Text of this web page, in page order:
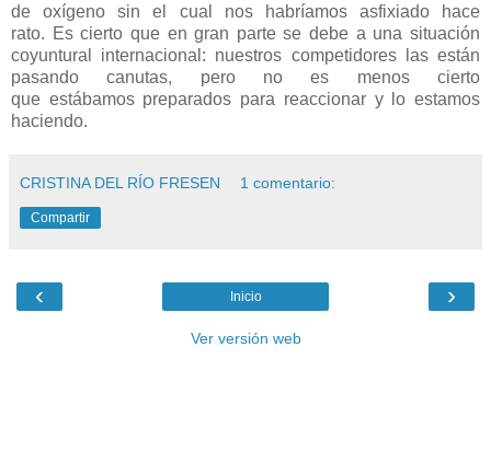
de oxígeno sin el cual nos habríamos asfixiado hace
rato. Es cierto que en gran parte se debe a una situación
coyuntural internacional: nuestros competidores las están
pasando canutas, pero no es menos cierto
que estábamos preparados para reaccionar y lo estamos
haciendo.
CRISTINA DEL RÍO FRESEN 1 comentario:
Compartir
‹ ›
Inicio
Ver versión web